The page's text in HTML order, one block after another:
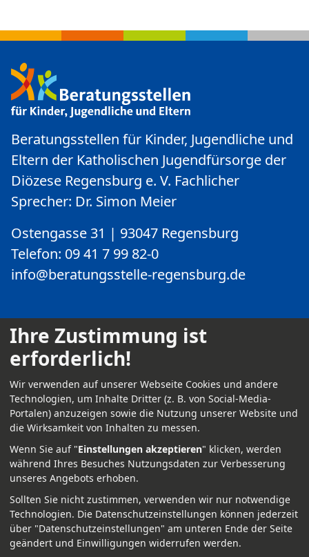
Beratungsstellen für Kinder, Jugendliche und
Eltern der Katholischen Jugendfürsorge der
Diözese Regensburg e. V. Fachlicher
Sprecher: Dr. Simon Meier
Ostengasse 31 | 93047 Regensburg
Telefon: 09 41 7 99 82-0
info@beratungsstelle-regensburg.de
Kontakt
Impressum
Datenschutz
Anmelden
Ihre Zustimmung ist
erforderlich!
Wir verwenden auf unserer Webseite Cookies und andere
Technologien, um Inhalte Dritter (z. B. von Social-Media-
Portalen) anzuzeigen sowie die Nutzung unserer Website und
die Wirksamkeit von Inhalten zu messen.
Wenn Sie auf "Einstellungen akzeptieren" klicken, werden
während Ihres Besuches Nutzungsdaten zur Verbesserung
unseres Angebots erhoben.
Sollten Sie nicht zustimmen, verwenden wir nur notwendige
Technologien. Die Datenschutzeinstellungen können jederzeit
über "Datenschutzeinstellungen" am unteren Ende der Seite
geändert und Einwilligungen widerrufen werden.